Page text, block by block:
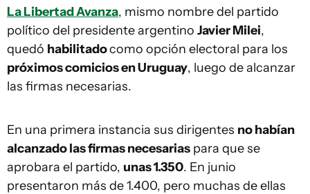
La Libertad Avanza, mismo nombre del partido
político del presidente argentino Javier Milei,
quedó habilitadocomo opción electoral para los
próximos comicios en Uruguay, luego de alcanzar
las firmas necesarias.
En una primera instancia sus dirigentes no habían
alcanzado las firmas necesarias para que se
aprobara el partido, unas 1.350. En junio
presentaron más de 1.400, pero muchas de ellas